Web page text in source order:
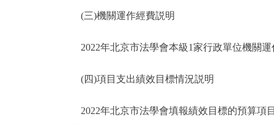
(三)機關運作經費説明
2022年北京市法學會本級1家行政單位機關運
(四)項目支出績效目標情況説明
2022年北京市法學會填報績效目標的預算項目